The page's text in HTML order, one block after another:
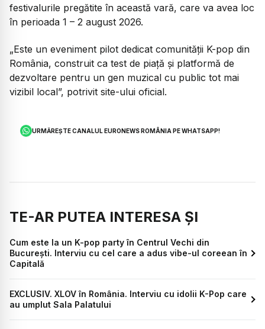
festivalurile pregătite în această vară, care va avea loc
în perioada 1 – 2 august 2026.
„Este un eveniment pilot dedicat comunității K-pop din
România, construit ca test de piață și platformă de
dezvoltare pentru un gen muzical cu public tot mai
vizibil local”, potrivit site-ului oficial.
URMĂREȘTE CANALUL EURONEWS ROMÂNIA PE WHATSAPP!
TE-AR PUTEA INTERESA ȘI
Cum este la un K-pop party în Centrul Vechi din
București. Interviu cu cel care a adus vibe-ul coreean în
Capitală
EXCLUSIV. XLOV în România. Interviu cu idolii K-Pop care
au umplut Sala Palatului